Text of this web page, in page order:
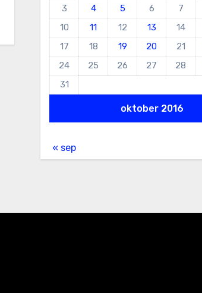
oktober 2016
3
4 5 6 7
10
11 12 13 14
17
18 19 20 21
24
25 26 27 28
31
« sep